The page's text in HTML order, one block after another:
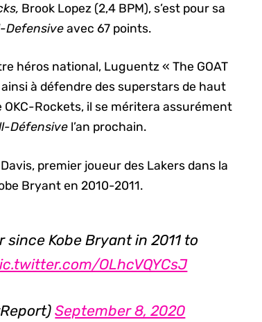
Brook Lopez (2,4 BPM), s’est pour sa
Defensive avec 67 points.
héros national, Luguentz « The GOAT
à défendre des superstars de haut
Rockets, il se méritera assurément
Défensive l’an prochain.
premier joueur des Lakers dans la
Bryant en 2010-2011.
Kobe Bryant in 2011 to
OLhcVQYCsJ
September 8, 2020